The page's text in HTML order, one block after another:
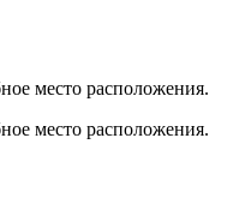
место расположения.
место расположения.